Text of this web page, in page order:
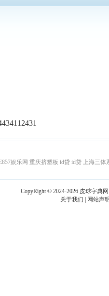
娱乐网 重庆挤塑板 id贷 id贷 上海三体
CopyRight © 2024-2026 皮球字典网
关于我们
网站声明